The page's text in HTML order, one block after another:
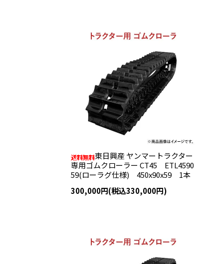
東日興産 ヤンマートラクター
専用ゴムクローラー CT45 ETL4590
59(ローラグ仕様) 450x90x59 1本
300,000円(税込330,000円)